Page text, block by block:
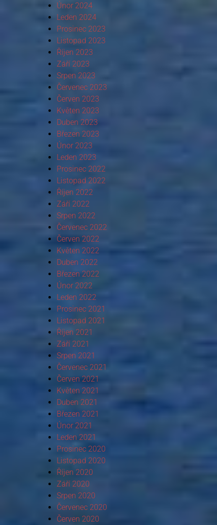
Únor 2024
Leden 2024
Prosinec 2023
Listopad 2023
Říjen 2023
Září 2023
Srpen 2023
Červenec 2023
Červen 2023
Květen 2023
Duben 2023
Březen 2023
Únor 2023
Leden 2023
Prosinec 2022
Listopad 2022
Říjen 2022
Září 2022
Srpen 2022
Červenec 2022
Červen 2022
Květen 2022
Duben 2022
Březen 2022
Únor 2022
Leden 2022
Prosinec 2021
Listopad 2021
Říjen 2021
Září 2021
Srpen 2021
Červenec 2021
Červen 2021
Květen 2021
Duben 2021
Březen 2021
Únor 2021
Leden 2021
Prosinec 2020
Listopad 2020
Říjen 2020
Září 2020
Srpen 2020
Červenec 2020
Červen 2020